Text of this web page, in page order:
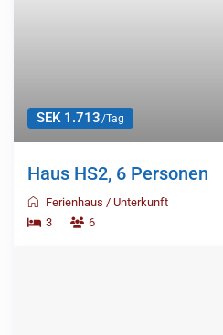
SEK 1.713/Tag
Haus HS2, 6 Personen
Ferienhaus /Unterkunft
3
6